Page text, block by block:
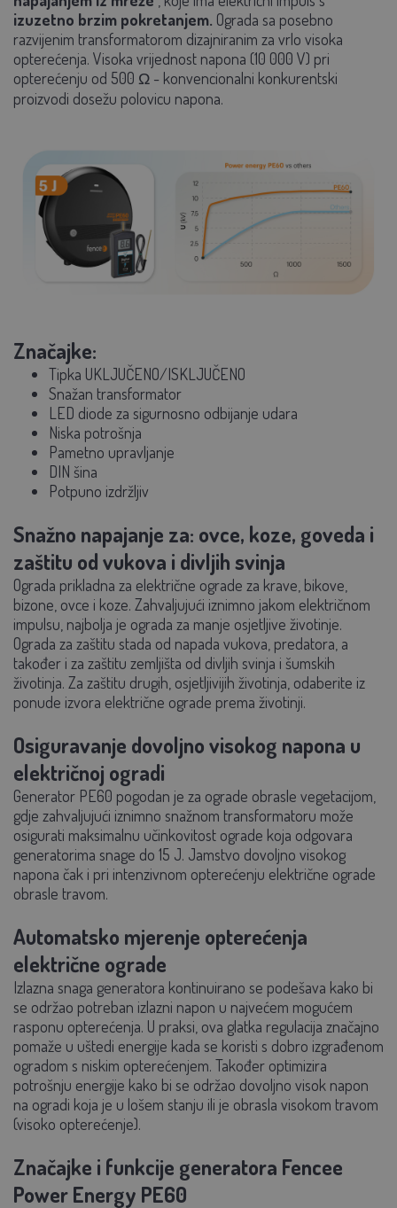
izuzetno brzim pokretanjem. Ograda sa posebno
razvijenim transformatorom dizajniranim za vrlo visoka
opterećenja. Visoka vrijednost napona (10 000 V) pri
opterećenju od 500 Ω - konvencionalni konkurentski
proizvodi dosežu polovicu napona.
Značajke:
Tipka UKLJUČENO/ISKLJUČENO
Snažan transformator
LED diode za sigurnosno odbijanje udara
Niska potrošnja
Pametno upravljanje
DIN šina
Potpuno izdržljiv
Snažno napajanje za: ovce, koze, goveda i
zaštitu od vukova i divljih svinja
Ograda prikladna za električne ograde za krave, bikove,
bizone, ovce i koze. Zahvaljujući iznimno jakom električnom
impulsu, najbolja je ograda za manje osjetljive životinje.
Ograda za zaštitu stada od napada vukova, predatora, a
također i za zaštitu zemljišta od divljih svinja i šumskih
životinja. Za zaštitu drugih, osjetljivijih životinja, odaberite iz
ponude izvora električne ograde prema životinji.
Osiguravanje dovoljno visokog napona u
električnoj ogradi
Generator PE60 pogodan je za ograde obrasle vegetacijom,
gdje zahvaljujući iznimno snažnom transformatoru može
osigurati maksimalnu učinkovitost ograde koja odgovara
generatorima snage do 15 J. Jamstvo dovoljno visokog
napona čak i pri intenzivnom opterećenju električne ograde
obrasle travom.
Automatsko mjerenje opterećenja
električne ograde
Izlazna snaga generatora kontinuirano se podešava kako bi
se održao potreban izlazni napon u najvećem mogućem
rasponu opterećenja. U praksi, ova glatka regulacija značajno
pomaže u uštedi energije kada se koristi s dobro izgrađenom
ogradom s niskim opterećenjem. Također optimizira
potrošnju energije kako bi se održao dovoljno visok napon
na ogradi koja je u lošem stanju ili je obrasla visokom travom
(visoko opterećenje).
Značajke i funkcije generatora Fencee
Power Energy PE60